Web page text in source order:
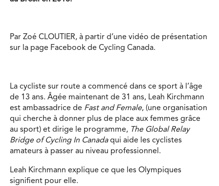
Par Zoé CLOUTIER, à partir d’une vidéo de présentation
sur la page Facebook de Cycling Canada.
La cycliste sur route a commencé dans ce sport à l’âge
de 13 ans. Âgée maintenant de 31 ans, Leah Kirchmann
est ambassadrice de Fast and Female, (une organisation
qui cherche à donner plus de place aux femmes grâce
au sport) et dirige le programme, The Global Relay
Bridge of Cycling In Canadaqui aide les cyclistes
amateurs à passer au niveau professionnel.
Leah Kirchmann explique ce que les Olympiques
signifient pour elle.